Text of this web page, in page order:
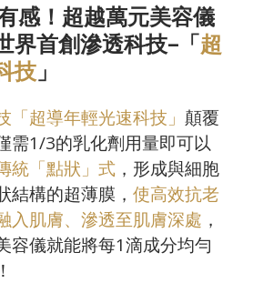
感！超越萬元美容儀
界首創滲透科技–「超
技」
「超導年輕光速科技」顛覆
需1/3的乳化劑用量即可以
統「點狀」式 ，形成與細胞
結構的超薄膜，使高效抗老
入肌膚、滲透至肌膚深處 ，
容儀就能將每1滴成分均勻